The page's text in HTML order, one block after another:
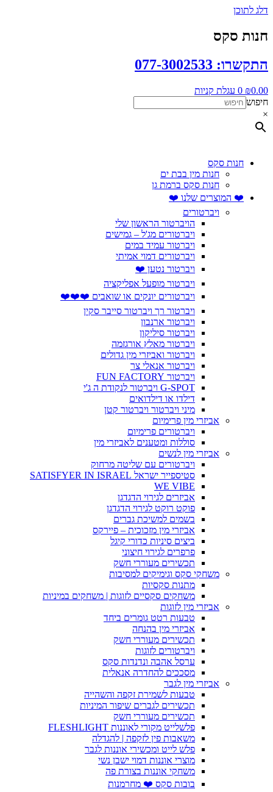
דלג לתוכן
חנות סקס
התקשרו: 077-3002533
₪0.00
0 עגלת קניות
חיפוש
×
חנות סקס
חנות מין בבת ים
חנות סקס ברמת גן
❤️ המוצרים שלנו ❤️
ויברטורים
הויברטור הראשון שלי
ויברטורים מג'ל – גמישים
ויברטור עמיד במים
ויברטורים דמוי אמיתי
ויברטור נטען ❤️
ויברטור מופעל אפליקציה
ויברטורים יונקים או שואבים ❤️❤️❤️
ויברטור רך ויברטור סייבר סקין
ויברטור ארנבון
ויברטור סיליקון
ויברטור מאלץ אורגזמה
ויברטור ואביזרי מין גדולים
ויברטור אנאלי צר
ויברטור FUN FACTORY
G-SPOT ויברטור לנקודת ה ג'י
דילדו או דילדואים
מיני ויברטור ויברטור קטן
אביזרי מין פרימיום
ויברטורים פרימיום
סוללות ומטענים לאביזרי מין
אביזרי מין לנשים
ויברטורים עם שליטה מרחוק
סטיספייר ישראל SATISFYER IN ISRAEL
WE VIBE
אביזרים לגירוי הדגדגן
פוקט רוקט לגירוי הדגדגן
בשמים למשיכת גברים
אביזרי מין מזכוכית – פיירקס
ביצים סיניות כדורי קיגל
פרפרים לגירוי חיצוני
תכשירים מעוררי חשק
משחקי סקס וגימיקים למסיבות
מתנות סקסיות
משחקים סקסיים לזוגות | משחקים במיניות
אביזרי מין לזוגות
טבעות רטט גומרים ביחד
אביזרי מין בהנחה
תכשירים מעוררי חשק
ויברטורים לזוגות
ערסל אהבה ונדנדות סקס
מסככים להחדרה אנאלית
אביזרי מין לגבר
טבעות לשמירת זקפה והשהייה
תכשירים לגברים שיפור המיניות
תכשירים מעוררי חשק
פלשלייט מקורי לאוננות FLESHLIGHT
משאבות פין לזקפה | להגדלה
פלש לייט ומכשירי אוננות לגבר
מוצרי אוננות דמוי ישבן נשי
משחקי אוננות בצורת פה
בובות סקס ❤️ מחרמנות